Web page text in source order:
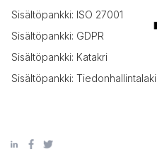
Sisältöpankki: ISO 27001
Sisältöpankki: GDPR
Sisältöpankki: Katakri
Sisältöpankki: Tiedonhallintalaki